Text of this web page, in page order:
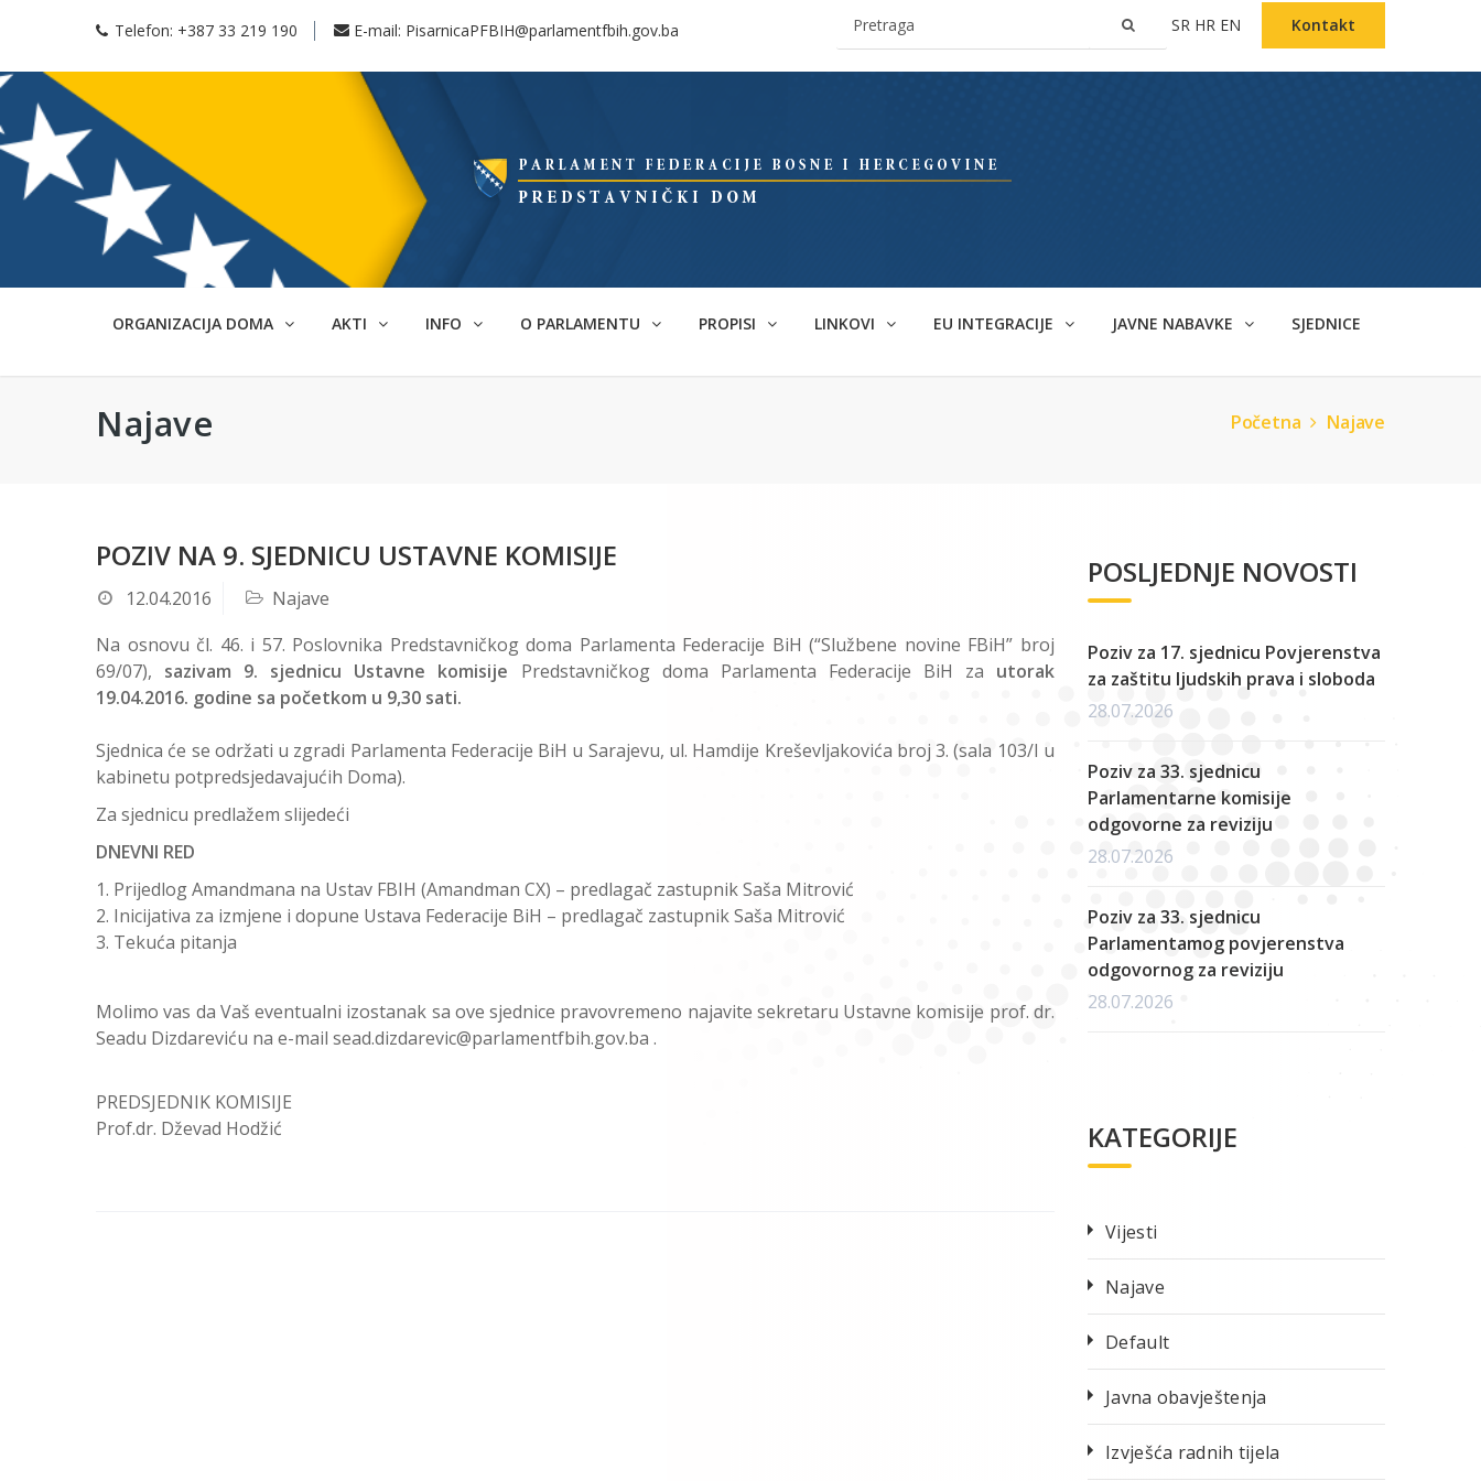
Telefon: +387 33 219 190 E-mail: PisarnicaPFBIH@parlamentfbih.gov.ba SR HR EN Kontakt
ORGANIZACIJA DOMA AKTI INFO O PARLAMENTU PROPISI LINKOVI EU INTEGRACIJE JAVNE NABAVKE SJEDNICE
Najave Početna Najave
POZIV NA 9. SJEDNICU USTAVNE KOMISIJE
12.04.2016
Najave
Na osnovu čl. 46. i 57. Poslovnika Predstavničkog doma Parlamenta Federacije BiH (“Službene novine FBiH” broj
69/07), sazivam 9. sjednicu Ustavne komisije Predstavničkog doma Parlamenta Federacije BiH za utorak
19.04.2016. godine sa početkom u 9,30 sati.
Sjednica će se održati u zgradi Parlamenta Federacije BiH u Sarajevu, ul. Hamdije Kreševljakovića broj 3. (sala 103/I u
kabinetu potpredsjedavajućih Doma).
Za sjednicu predlažem slijedeći
DNEVNI RED
Prijedlog Amandmana na Ustav FBIH (Amandman CX) – predlagač zastupnik Saša Mitrović
Inicijativa za izmjene i dopune Ustava Federacije BiH – predlagač zastupnik Saša Mitrović
Tekuća pitanja
Molimo vas da Vaš eventualni izostanak sa ove sjednice pravovremeno najavite sekretaru Ustavne komisije prof. dr.
Seadu Dizdareviću na e-mail sead.dizdarevic@parlamentfbih.gov.ba .
PREDSJEDNIK KOMISIJE
Prof.dr. Dževad Hodžić
POSLJEDNJE NOVOSTI
Poziv za 17. sjednicu Povjerenstva
za zaštitu ljudskih prava i sloboda
28.07.2026
Poziv za 33. sjednicu
Parlamentarne komisije
odgovorne za reviziju
28.07.2026
Poziv za 33. sjednicu
Parlamentamog povjerenstva
odgovornog za reviziju
28.07.2026
KATEGORIJE
Vijesti
Najave
Default
Javna obavještenja
Izvješća radnih tijela